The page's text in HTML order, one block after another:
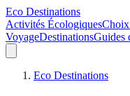
Eco Destinations
Activités Écologiques
VoyageDestinationsGuides
Eco Destinations